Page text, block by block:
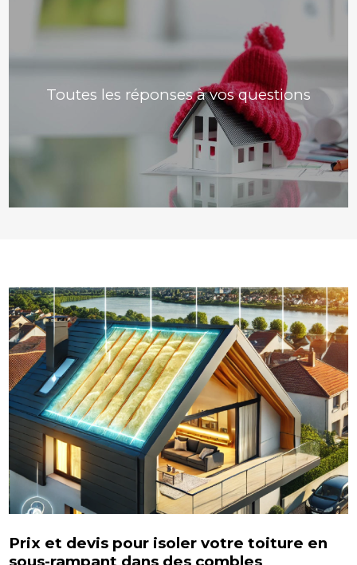
Toutes les réponses à vos questions
Prix et devis pour isoler votre toiture en
sous-rampant dans des combles